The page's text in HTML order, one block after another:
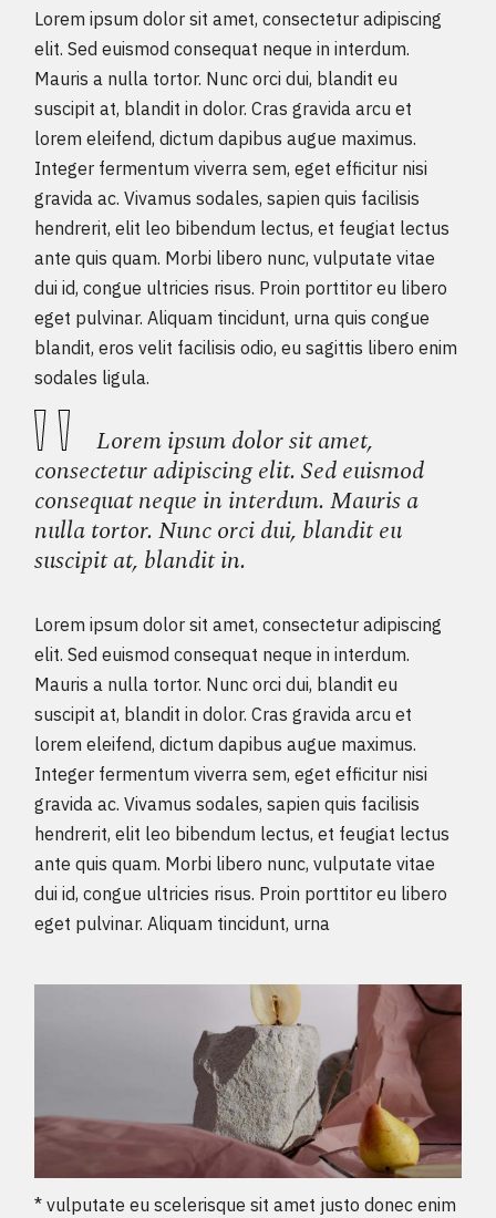
Lorem ipsum dolor sit amet, consectetur adipiscing
elit. Sed euismod consequat neque in interdum.
Mauris a nulla tortor. Nunc orci dui, blandit eu
suscipit at, blandit in dolor. Cras gravida arcu et
lorem eleifend, dictum dapibus augue maximus.
Integer fermentum viverra sem, eget efficitur nisi
gravida ac. Vivamus sodales, sapien quis facilisis
hendrerit, elit leo bibendum lectus, et feugiat lectus
ante quis quam. Morbi libero nunc, vulputate vitae
dui id, congue ultricies risus. Proin porttitor eu libero
eget pulvinar. Aliquam tincidunt, urna quis congue
blandit, eros velit facilisis odio, eu sagittis libero enim
sodales ligula.
Lorem ipsum dolor sit amet,
consectetur adipiscing elit. Sed euismod
consequat neque in interdum. Mauris a
nulla tortor. Nunc orci dui, blandit eu
suscipit at, blandit in.
Lorem ipsum dolor sit amet, consectetur adipiscing
elit. Sed euismod consequat neque in interdum.
Mauris a nulla tortor. Nunc orci dui, blandit eu
suscipit at, blandit in dolor. Cras gravida arcu et
lorem eleifend, dictum dapibus augue maximus.
Integer fermentum viverra sem, eget efficitur nisi
gravida ac. Vivamus sodales, sapien quis facilisis
hendrerit, elit leo bibendum lectus, et feugiat lectus
ante quis quam. Morbi libero nunc, vulputate vitae
dui id, congue ultricies risus. Proin porttitor eu libero
eget pulvinar. Aliquam tincidunt, urna
* vulputate eu scelerisque sit amet justo donec enim